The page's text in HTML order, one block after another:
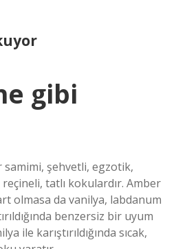
gibi
samimi, şehvetli, egzotik,
tatlı kokulardır. Amber
olmasa da vanilya, labdanum
benzersiz bir uyum
ile karıştırıldığında sıcak,